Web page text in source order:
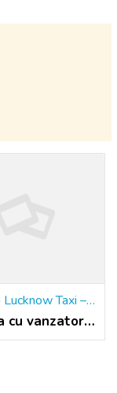
Delhi to Lucknow Taxi – One-Way & Round Trip Cabs
Verifica cu vanzatorul